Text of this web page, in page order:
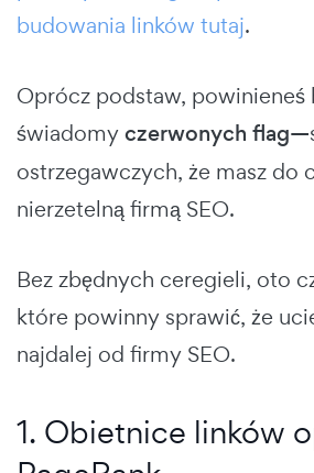
budowania linków tutaj.
Oprócz podstaw, powinieneś
świadomyczerwonych flag—
ostrzegawczych, że masz do
nierzetelną firmą SEO.
Bez zbędnych ceregieli, oto
które powinny sprawić, że
najdalej od firmy SEO.
1. Obietnice linków